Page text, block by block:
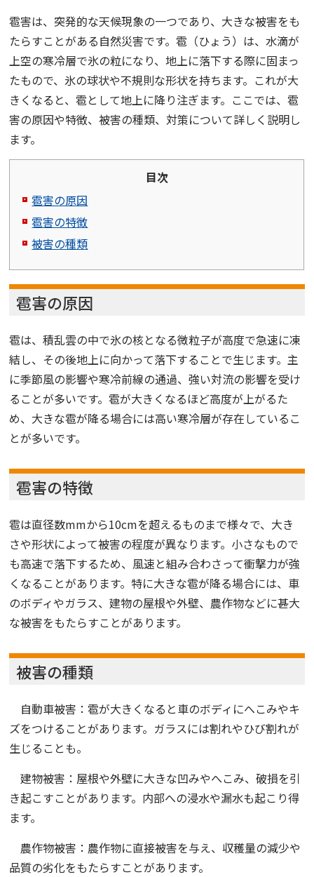
雹害は、突発的な天候現象の一つであり、大きな被害をも
たらすことがある自然災害です。雹（ひょう）は、水滴が
上空の寒冷層で氷の粒になり、地上に落下する際に固まっ
たもので、氷の球状や不規則な形状を持ちます。これが大
きくなると、雹として地上に降り注ぎます。ここでは、雹
害の原因や特徴、被害の種類、対策について詳しく説明し
ます。
目次
雹害の原因
雹害の特徴
被害の種類
雹害の原因
雹は、積乱雲の中で氷の核となる微粒子が高度で急速に凍
結し、その後地上に向かって落下することで生じます。主
に季節風の影響や寒冷前線の通過、強い対流の影響を受け
ることが多いです。雹が大きくなるほど高度が上がるた
め、大きな雹が降る場合には高い寒冷層が存在しているこ
とが多いです。
雹害の特徴
雹は直径数mmから10cmを超えるものまで様々で、大き
さや形状によって被害の程度が異なります。小さなもので
も高速で落下するため、風速と組み合わさって衝撃力が強
くなることがあります。特に大きな雹が降る場合には、車
のボディやガラス、建物の屋根や外壁、農作物などに甚大
な被害をもたらすことがあります。
被害の種類
自動車被害：雹が大きくなると車のボディにへこみやキ
ズをつけることがあります。ガラスには割れやひび割れが
生じることも。
建物被害：屋根や外壁に大きな凹みやへこみ、破損を引
き起こすことがあります。内部への浸水や漏水も起こり得
ます。
農作物被害：農作物に直接被害を与え、収穫量の減少や
品質の劣化をもたらすことがあります。